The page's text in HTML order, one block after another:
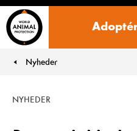
You are here:
Nyheder
NYHEDER